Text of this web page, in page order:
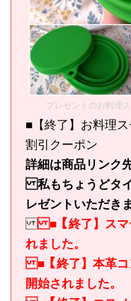
プレゼントのお料理
■【終了】お料理
割引クーポン
詳細は商品リンク
私もちょうどタイ
レゼントいただき
■【終了】スマ
れました。
■【終了】本革コ
開始されました。